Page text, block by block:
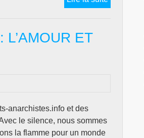
ALLENDE,
L’AMOUR ET
anarchistes.info et des
le silence, nous sommes
la flamme pour un monde